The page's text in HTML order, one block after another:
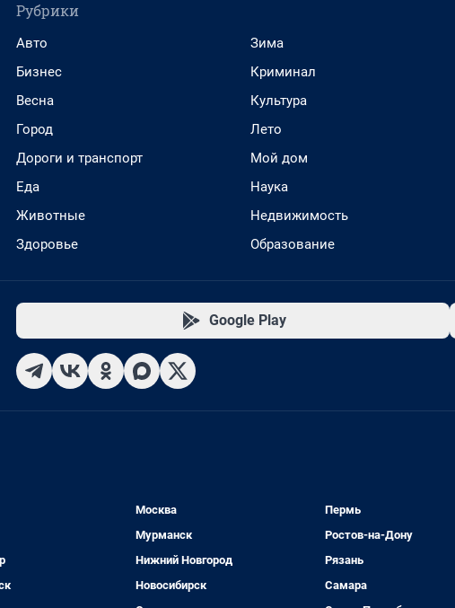
Рубрики
Авто
Бизнес
Весна
Город
Дороги и транспорт
Еда
Животные
Здоровье
Зима
Криминал
Культура
Лето
Мой дом
Наука
Недвижимость
Образование
Google Play
Москва
Мурманск
Нижний Новгород
Новосибирск
Пермь
Ростов-на-Дону
Рязань
Самара